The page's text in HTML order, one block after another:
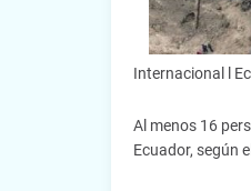
Internacional l
Al menos 16
Ecuador, según